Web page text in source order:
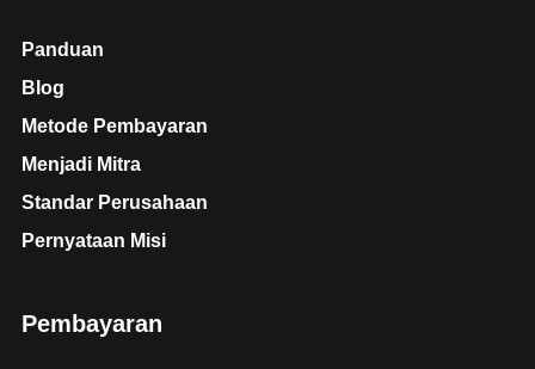
Panduan
Blog
Metode Pembayaran
Menjadi Mitra
Standar Perusahaan
Pernyataan Misi
Pembayaran